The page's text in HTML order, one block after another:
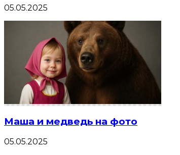
05.05.2025
Маша и медведь на фото
05.05.2025